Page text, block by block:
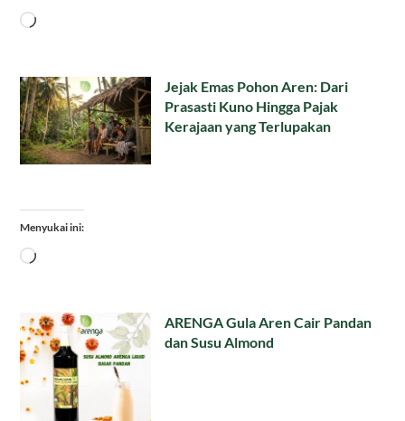
Memuat...
Jejak Emas Pohon Aren: Dari
Prasasti Kuno Hingga Pajak
Kerajaan yang Terlupakan
Menyukai ini:
Memuat...
ARENGA Gula Aren Cair Pandan
dan Susu Almond